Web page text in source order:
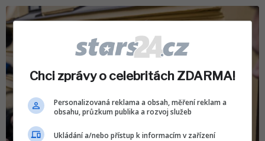
Chci zprávy o celebritách ZDARMA!
Personalizovaná reklama a obsah, měření reklam a
obsahu, průzkum publika a rozvoj služeb
Ukládání a/nebo přístup k informacím v zařízení